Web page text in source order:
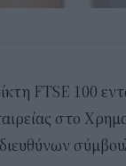
FTSE 100
στο